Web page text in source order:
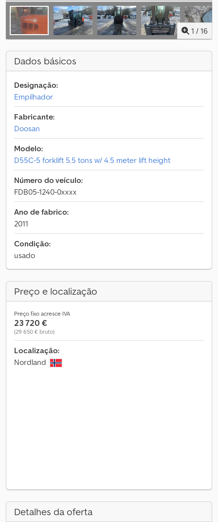
1 / 16
Dados básicos
Designação:
Empilhador
Fabricante:
Doosan
Modelo:
D55C-5 forklift 5.5 tons w/ 4.5 meter lift height
Número do veículo:
FDB05-1240-0xxxx
Ano de fabrico:
2011
Condição:
usado
Preço e localização
Preço fixo acresce IVA
23 720 €
(29 650 € bruto)
Localização:
Nordland
Detalhes da oferta